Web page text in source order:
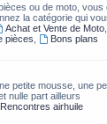
ou de moto, vous
la catégorie qui
Achat et Vente de Moto,
pièces,
Bons plans
petite mousse, une
nulle part ailleurs
Rencontres airhuile